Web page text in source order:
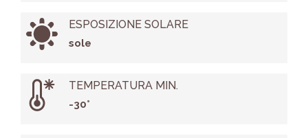
ESPOSIZIONE SOLARE
sole
TEMPERATURA MIN.
-30°